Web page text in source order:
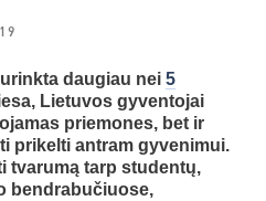
daugiau nei 5
Lietuvos gyventojai
priemones, bet ir
prikelti antram gyvenimui.
tvarumą tarp studentų,
bendrabučiuose,